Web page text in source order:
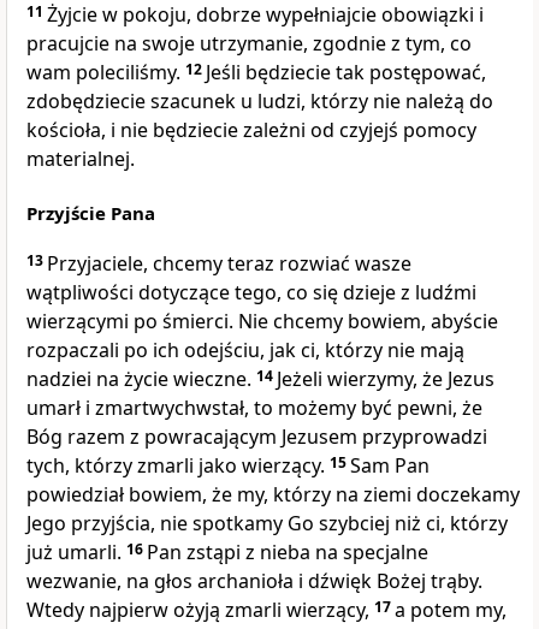
11 Żyjcie w pokoju, dobrze wypełniajcie obowiązki i
pracujcie na swoje utrzymanie, zgodnie z tym, co
wam poleciliśmy. 12 Jeśli będziecie tak postępować,
zdobędziecie szacunek u ludzi, którzy nie należą do
kościoła, i nie będziecie zależni od czyjejś pomocy
materialnej.
Przyjście Pana
13 Przyjaciele, chcemy teraz rozwiać wasze
wątpliwości dotyczące tego, co się dzieje z ludźmi
wierzącymi po śmierci. Nie chcemy bowiem, abyście
rozpaczali po ich odejściu, jak ci, którzy nie mają
nadziei na życie wieczne. 14 Jeżeli wierzymy, że Jezus
umarł i zmartwychwstał, to możemy być pewni, że
Bóg razem z powracającym Jezusem przyprowadzi
tych, którzy zmarli jako wierzący. 15Sam Pan
powiedział bowiem, że my, którzy na ziemi doczekamy
Jego przyjścia, nie spotkamy Go szybciej niż ci, którzy
już umarli. 16 Pan zstąpi z nieba na specjalne
wezwanie, na głos archanioła i dźwięk Bożej trąby.
Wtedy najpierw ożyją zmarli wierzący, 17a potem my,